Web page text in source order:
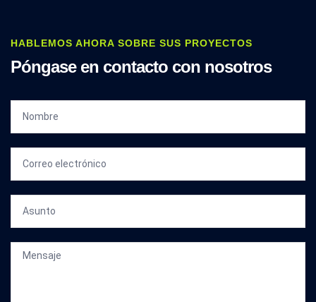
HABLEMOS AHORA SOBRE SUS PROYECTOS
Póngase en contacto con nosotros